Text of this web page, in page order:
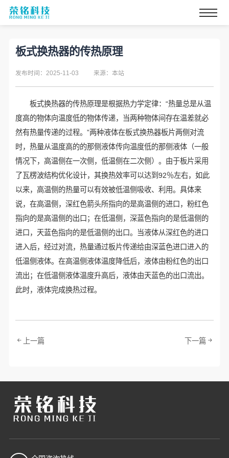
板式换热器的传热原理
发布时间：2025-11-03 来源：本站
板式换热器的传热原理是根据热力学定律：“热量总是从温
度高的物体向温度低的物体传递，当两种物体间存在温差就必
然有热量传递的过程。”两种液体在板式换热器板片两侧对流
时，热量从温度高的的那侧液体传向温度低的那侧液体（一般
情况下，高温侧在一次侧，低温侧在二次侧）。由于板片采用
了瓦楞波结构优化设计，其换热效率可以达到92％左右，如此
以来，高温侧的热量可以有效被低温侧吸收、利用。具体来
说，在高温侧，深红色箭头所指向的是高温侧的进口，粉红色
指向的是高温侧的出口；在低温侧，深蓝色指向的是低温侧的
进口，天蓝色指向的是低温侧的出口。当液体从深红色的进口
进入后，经过对流，热量通过板片传递给由深蓝色进口进入的
低温侧液体。在高温侧液体温度降低后，液体由粉红色的出口
流出；在低温侧液体温度升高后，液体由天蓝色的出口流出。
此时，液体完成换热过程。
上一篇 下一篇